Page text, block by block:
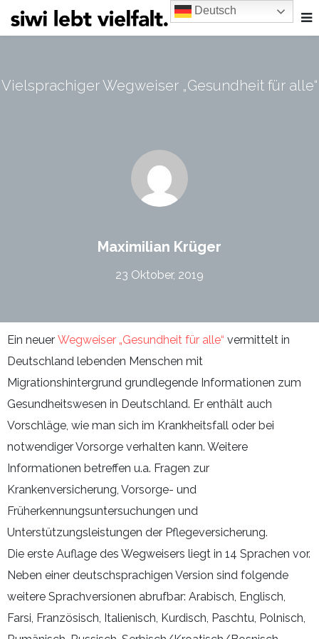
Vielsprachiger Wegweiser „Gesundheit für alle“
Maximilian Krüger
23 Oktober, 2019
Ein neuer Wegweiser „Gesundheit für alle“ vermittelt in
Deutschland lebenden Menschen mit
Migrationshintergrund grundlegende Informationen zum
Gesundheitswesen in Deutschland. Er enthält auch
Vorschläge, wie man sich im Krankheitsfall oder bei
notwendiger Vorsorge verhalten kann. Weitere
Informationen betreffen u.a. Fragen zur
Krankenversicherung, Vorsorge- und
Früherkennungsuntersuchungen und
Unterstützungsleistungen der Pflegeversicherung.
Die erste Auflage des Wegweisers liegt in 14 Sprachen vor.
Neben einer deutschsprachigen Version sind folgende
weitere Sprachversionen abrufbar: Arabisch, Englisch,
Farsi, Französisch, Italienisch, Kurdisch, Paschtu, Polnisch,
Deutsch